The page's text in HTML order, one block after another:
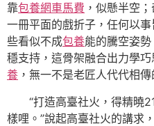
靠包養網車馬費 ，似懸半空
一冊平面的戲折子，任何以
些看似不成包養能的騰空姿
穩支持，這骨架融合出力學
養 ，無一不是老匠人代代相傳
“打造高臺社火，得精曉
樣哩。”說起高臺社火的講求